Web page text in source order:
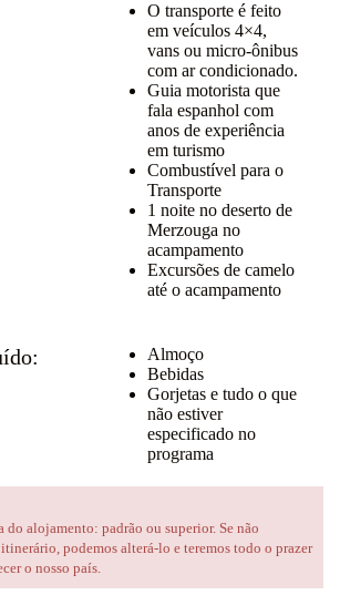
O transporte é feito
em veículos 4×4,
vans ou micro-ônibus
com ar condicionado.
Guia motorista que
fala espanhol com
anos de experiência
em turismo
Combustível para o
Transporte
1 noite no deserto de
Merzouga no
acampamento
Excursões de camelo
até o acampamento
Almoço
Bebidas
Gorjetas e tudo o que
não estiver
especificado no
programa
do alojamento: padrão ou superior. Se não
podemos alterá-lo e teremos todo o prazer
o nosso país.